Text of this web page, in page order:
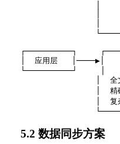
│
│
┌──────────┐
│  应用层
└──────────┘
│  全
│  精
│
5.2 数据同步方案